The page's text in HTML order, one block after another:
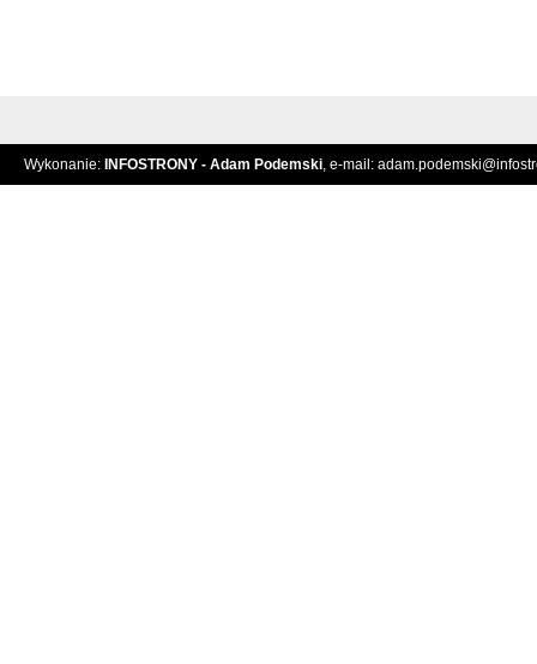
Wykonanie: INFOSTRONY - Adam Podemski, e-mail: